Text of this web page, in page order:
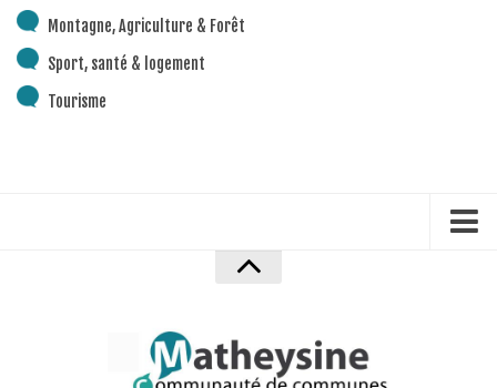
Montagne, Agriculture & Forêt
Sport, santé & logement
Tourisme
Politique de confidentialité